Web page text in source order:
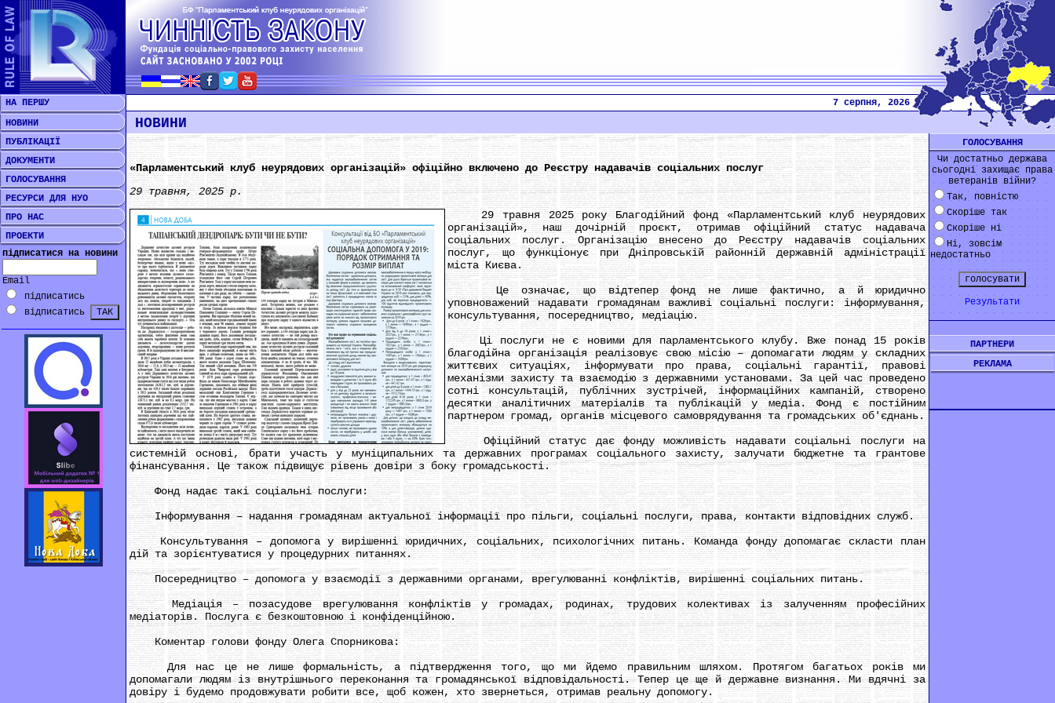
НА ПЕРШУ
7 серпня, 2026
НОВИНИ
ПУБЛІКАЦІЇ
ДОКУМЕНТИ
ГОЛОСУВАННЯ
РЕСУРСИ ДЛЯ НУО
ПРО НАС
ПРОЕКТИ
підписатися на новини
Email
підписатись
відписатись
НОВИНИ
«Парламентський клуб неурядових організацій» офіційно включено до Реєстру надавачів соціальних послуг
29 травня, 2025 р.
29 травня 2025 року Благодійний фонд «Парламентський клуб неурядових
організацій», наш дочірній проєкт, отримав офіційний статус надавача
соціальних послуг. Організацію внесено до Реєстру надавачів соціальних
послуг, що функціонує при Дніпровській районній державній адміністрації
міста Києва.
Це означає, що відтепер фонд не лише фактично, а й юридично
уповноважений надавати громадянам важливі соціальні послуги: інформування,
консультування, посередництво, медіацію.
Ці послуги не є новими для парламентського клубу. Вже понад 15 років
благодійна організація реалізовує свою місію – допомагати людям у складних
життєвих ситуаціях, інформувати про права, соціальні гарантії, правові
механізми захисту та взаємодію з державними установами. За цей час проведено
сотні консультацій, публічних зустрічей, інформаційних кампаній, створено
десятки аналітичних матеріалів та публікацій у медіа. Фонд є постійним
партнером громад, органів місцевого самоврядування та громадських об'єднань.
Офіційний статус дає фонду можливість надавати соціальні послуги на
системній основі, брати участь у муніципальних та державних програмах соціального захисту, залучати бюджетне та грантове
фінансування. Це також підвищує рівень довіри з боку громадськості.
Фонд надає такі соціальні послуги:
Інформування – надання громадянам актуальної інформації про пільги, соціальні послуги, права, контакти відповідних служб.
Консультування – допомога у вирішенні юридичних, соціальних, психологічних питань. Команда фонду допомагає скласти план
дій та зорієнтуватися у процедурних питаннях.
Посередництво – допомога у взаємодії з державними органами, врегулюванні конфліктів, вирішенні соціальних питань.
Медіація – позасудове врегулювання конфліктів у громадах, родинах, трудових колективах із залученням професійних
медіаторів. Послуга є безкоштовною і конфіденційною.
Коментар голови фонду Олега Спорникова:
Для нас це не лише формальність, а підтвердження того, що ми йдемо правильним шляхом. Протягом багатьох років ми
допомагали людям із внутрішнього переконання та громадянської відповідальності. Тепер це ще й державне визнання. Ми вдячні за
довіру і будемо продовжувати робити все, щоб кожен, хто звернеться, отримав реальну допомогу.
ГОЛОСУВАННЯ
Чи достатньо держава
сьогодні захищає права
ветеранів війни?
Так, повністю
Скоріше так
Скоріше ні
Ні, зовсім
недостатньо
Результати
ПАРТНЕРИ
РЕКЛАМА